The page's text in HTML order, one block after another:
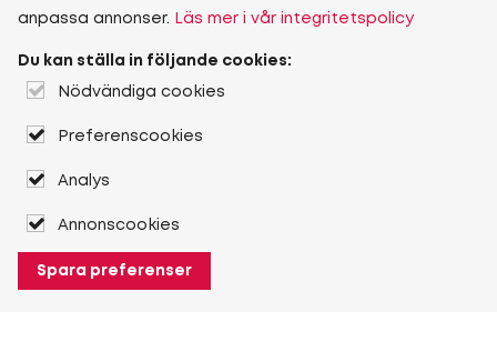
anpassa annonser.
Läs mer i vår integritetspolicy
Du kan ställa in följande cookies:
Nödvändiga cookies
Preferenscookies
Analys
Annonscookies
Spara preferenser